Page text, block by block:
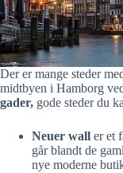
Der er mange steder
midtbyen i Hamborg
gader, gode steder du
Neuer wall er et
går blandt de
nye moderne